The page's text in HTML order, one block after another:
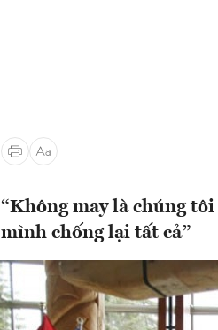
“Không may là chúng
mình chống lại tất cả”